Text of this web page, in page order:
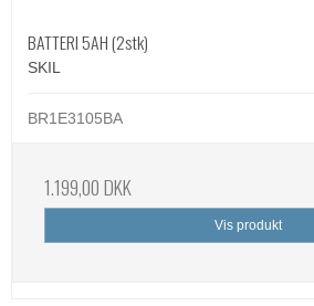
BATTERI 5AH (2stk)
SKIL
BR1E3105BA
1.199,00 DKK
Vis produkt